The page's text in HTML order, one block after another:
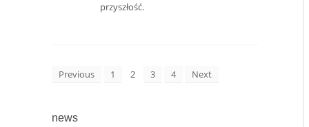
przyszłość.
Previous 1 2 3 4 Next
news